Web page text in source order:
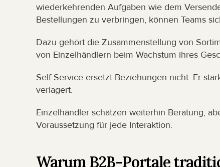
wiederkehrenden Aufgaben wie dem
Bestellungen zu verbringen, können Teams
Dazu gehört die Zusammenstellung von
von Einzelhändlern beim Wachstum ihres
Self-Service ersetzt Beziehungen nicht. Er
verlagert.
Einzelhändler schätzen weiterhin Beratung,
Voraussetzung für jede Interaktion.
Warum B2B-Portale